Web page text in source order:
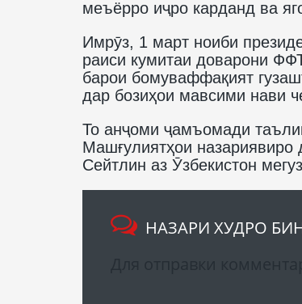
меъёрро иҷро карданд ва
Имрӯз, 1 март ноиби
раиси кумитаи доварони
барои бомуваффақият
дар бозиҳои мавсими нави
То анҷоми ҷамъомади
Машғулиятҳои
Сейтлин аз Ӯзбекистон
НАЗАРИ ХУДРО